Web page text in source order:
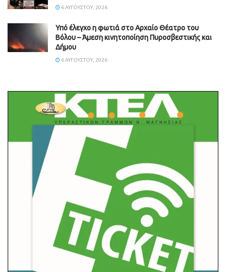
6 ΑΥΓΟΎΣΤΟΥ, 2026
Υπό έλεγχο η φωτιά στο Αρχαίο Θέατρο του
Βόλου – Άμεση κινητοποίηση Πυροσβεστικής και
Δήμου
6 ΑΥΓΟΎΣΤΟΥ, 2026